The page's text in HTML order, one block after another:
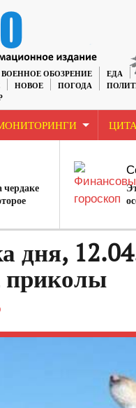
ВОЕННОЕ ОБОЗРЕНИЕ ЕДА
НОВОЕ ПОГОДА
дня,
приколы